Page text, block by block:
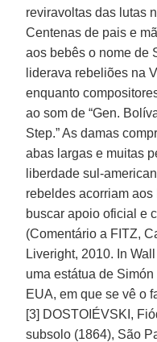
reviravoltas das lutas
Centenas de pais e
aos bebês o nome de
liderava rebeliões na
enquanto
ao som de “Gen.
Step.” As damas
abas largas e muitas
liberdade sul-
rebeldes acorriam
buscar apoio oficial e
(Comentário a FITZ,
Liveright, 2010. In
uma estátua de
EUA, em que se vê o
[3] DOSTOIÉVSKI,
subsolo (1864), São